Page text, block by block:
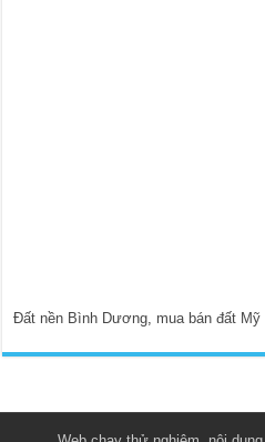
Đất nền Bình Dương mua bán đất